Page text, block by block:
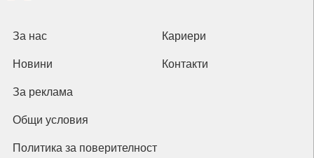
За нас Кариери
Новини Контакти
За реклама
Общи условия
Политика за поверителност